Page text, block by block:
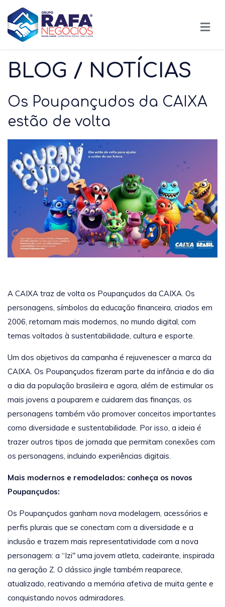
BLOG / NOTÍCIAS
Os Poupançudos da CAIXA
estão de volta
A CAIXA traz de volta os Poupançudos da CAIXA. Os
personagens, símbolos da educação financeira, criados em
2006, retornam mais modernos, no mundo digital, com
temas voltados à sustentabilidade, cultura e esporte.
Um dos objetivos da campanha é rejuvenescer a marca da
CAIXA. Os Poupançudos fizeram parte da infância e do dia
a dia da população brasileira e agora, além de estimular os
mais jovens a pouparem e cuidarem das finanças, os
personagens também vão promover conceitos importantes
como diversidade e sustentabilidade. Por isso, a ideia é
trazer outros tipos de jornada que permitam conexões com
os personagens, incluindo experiências digitais.
Mais modernos e remodelados: conheça os novos
Poupançudos:
Os Poupançudos ganham nova modelagem, acessórios e
perfis plurais que se conectam com a diversidade e a
inclusão e trazem mais representatividade com a nova
personagem: a “Izi" uma jovem atleta, cadeirante, inspirada
na geração Z. O clássico jingle também reaparece,
atualizado, reativando a memória afetiva de muita gente e
conquistando novos admiradores.